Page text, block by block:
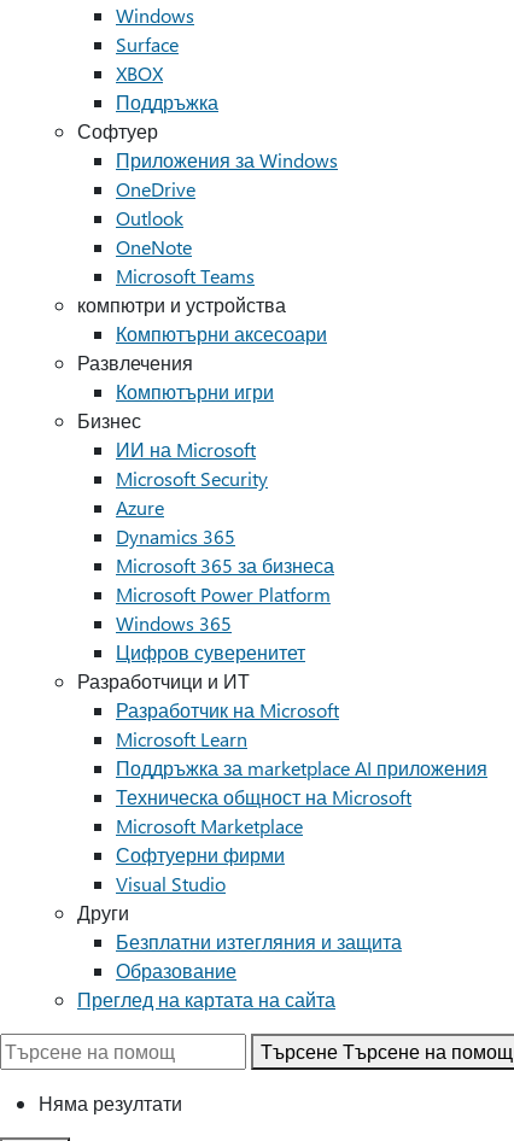
Windows
Surface
XBOX
Поддръжка
Софтуер
Приложения за Windows
OneDrive
Outlook
OneNote
Microsoft Teams
компютри и устройства
Компютърни аксесоари
Развлечения
Компютърни игри
Бизнес
ИИ на Microsoft
Microsoft Security
Azure
Dynamics 365
Microsoft 365 за бизнеса
Microsoft Power Platform
Windows 365
Цифров суверенитет
Разработчици и ИТ
Разработчик на Microsoft
Microsoft Learn
Поддръжка за marketplace AI приложения
Техническа общност на Microsoft
Microsoft Marketplace
Софтуерни фирми
Visual Studio
Други
Безплатни изтегляния и защита
Образование
Преглед на картата на сайта
ТърсенеТърсене на помощ
Няма резултати